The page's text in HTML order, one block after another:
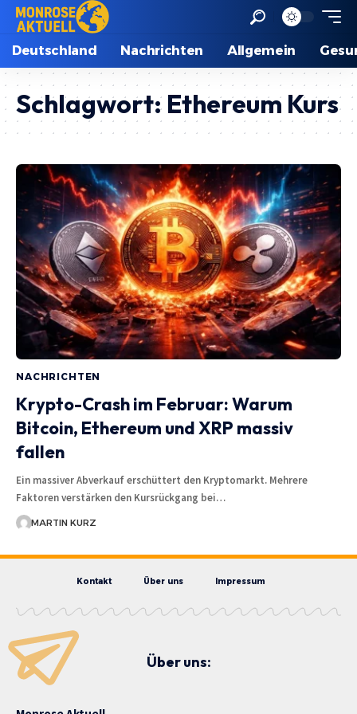
Deutschland Nachrichten Allgemein
Schlagwort: Ethereum Kurs
NACHRICHTEN
Krypto-Crash im Februar: Warum
Bitcoin, Ethereum und XRP massiv
fallen
Ein massiver Abverkauf erschüttert den Kryptomarkt. Mehrere
Faktoren verstärken den Kursrückgang bei…
MARTIN KURZ
Kontakt Über uns Impressum
Über uns: